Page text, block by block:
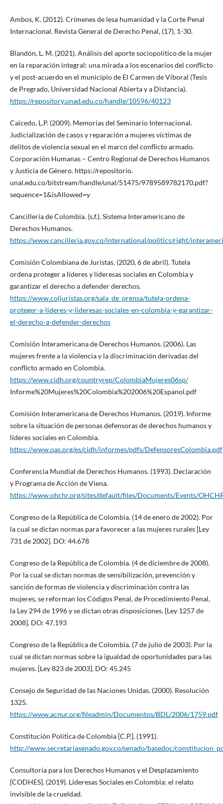
Ambos, K. (2012). Crímenes de lesa humanidad y la Corte Penal
Internacional. Revista General de Derecho Penal, (17), 1-30.
Blandón, L. M. (2021). Análisis del aporte sociopolítico de la mujer
en la reparación integral: una mirada a los escenarios del conflicto
y el post-acuerdo en el municipio de El Carmen de Viboral (Tesis
de Pregrado, Universidad Nacional Abierta y a Distancia).
https://repository.unad.edu.co/handle/10596/40123
Caicedo, L.P. (2009). Memorias del Seminario Internacional.
Judicialización de casos y reparación a mujeres víctimas de
delitos de violencia sexual en el marco del conflicto armado.
Corporación Humanas – Centro Regional de Derechos Humanos
y Justicia de Género. https://repositorio.
unal.edu.co/bitstream/handle/unal/51475/9789589782170.pdf?
sequence=1&isAllowed=y
Cancillería de Colombia. (s.f.). Sistema Interamericano de
Derechos Humanos.
https://www.cancilleria.gov.co/international/politics/right/
Comisión Colombiana de Juristas. (2020, 6 de abril). Tutela
ordena proteger a líderes y lideresas sociales en Colombia y
garantizar el derecho a defender derechos.
https://www.coljuristas.org/sala_de_prensa/tutela-ordena-
proteger-a-lideres-y-lideresas-sociales-en-colombia-y-garantizar-
el-derecho-a-defender-derechos
Comisión Interamericana de Derechos Humanos. (2006). Las
mujeres frente a la violencia y la discriminación derivadas del
conflicto armado en Colombia.
https://www.cidh.org/countryrep/ColombiaMujeres06sp/
Informe%20Mujeres%20Colombia%202006%20Espanol.pdf
Comisión Interamericana de Derechos Humanos. (2019). Informe
sobre la situación de personas defensoras de derechos humanos y
líderes sociales en Colombia.
https://www.oas.org/es/cidh/informes/pdfs/DefensoresColombia.pdf
Conferencia Mundial de Derechos Humanos. (1993). Declaración
y Programa de Acción de Viena.
https://www.ohchr.org/sites/default/files/Documents/Events/
Congreso de la República de Colombia. (14 de enero de 2002). Por
la cual se dictan normas para favorecer a las mujeres rurales [Ley
731 de 2002]. DO: 44.678
Congreso de la República de Colombia. (4 de diciembre de 2008).
Por la cual se dictan normas de sensibilización, prevención y
sanción de formas de violencia y discriminación contra las
mujeres, se reforman los Códigos Penal, de Procedimiento Penal,
la Ley 294 de 1996 y se dictan otras disposiciones. [Ley 1257 de
2008]. DO: 47.193
Congreso de la República de Colombia. (7 de julio de 2003). Por la
cual se dictan normas sobre la igualdad de oportunidades para las
mujeres. [Ley 823 de 2003]. DO: 45.245
Consejo de Seguridad de las Naciones Unidas. (2000). Resolución
1325.
https://www.acnur.org/fileadmin/Documentos/BDL/2006/1759.pdf
Constitución Política de Colombia [C.P.]. (1991).
http://www.secretariasenado.gov.co/senado/basedoc/
Consultoría para los Derechos Humanos y el Desplazamiento
[CODHES]. (2019). Lideresas Sociales en Colombia: el relato
invisible de la crueldad.